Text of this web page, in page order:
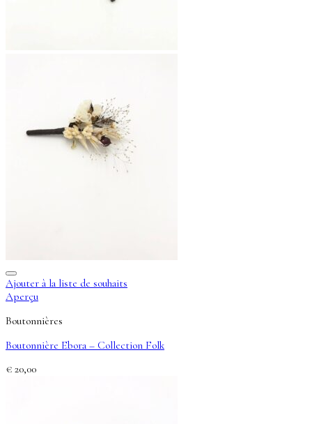
Ajouter à la liste de souhaits
Aperçu
Boutonnières
Boutonnière Ebora – Collection Folk
€ 20,00